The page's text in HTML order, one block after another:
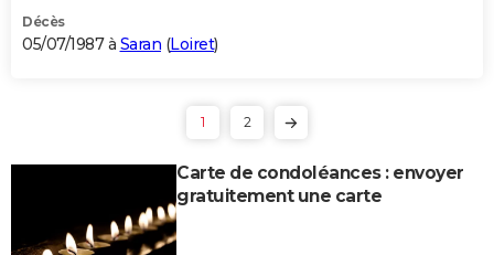
Décès
05/07/1987 à Saran (Loiret)
1 2
Carte de condoléances : envoyer
gratuitement une carte